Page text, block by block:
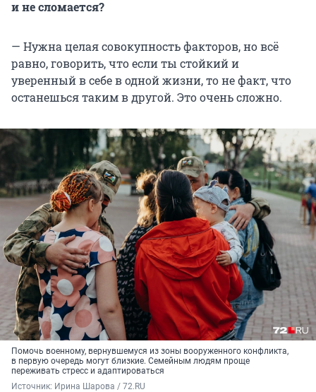
и не сломается?
— Нужна целая совокупность факторов, но всё
равно, говорить, что если ты стойкий и
уверенный в себе в одной жизни, то не факт, что
останешься таким в другой. Это очень сложно.
Помочь военному, вернувшемуся из зоны вооруженного конфликта,
в первую очередь могут близкие. Семейным людям проще
переживать стресс и адаптироваться
Источник: Ирина Шарова / 72.RU